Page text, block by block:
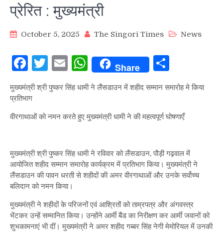
प्रेरित : मुख्यमंत्री
October 5, 2025 The Singori Times News
Facebook
Twitter
EmailWhatsApp
Share
मुख्यमंत्री श्री पुष्कर सिंह धामी ने लैंसडाउन में शहीद सम्मान समारोह मे किया
प्रतिभाग
वीरगाथाओं को नमन करते हुए मुख्यमंत्री धामी ने की महत्वपूर्ण घोषणाएँ
मुख्यमंत्री श्री पुष्कर सिंह धामी ने रविवार को लैंसडाउन, पौड़ी गढ़वाल में
आयोजित शहीद सम्मान समारोह कार्यक्रम में प्रतिभाग किया। मुख्यमंत्री ने
लैंसडाउन की पावन धरती से शहीदों की अमर वीरगाथाओं और उनके सर्वोच्च
बलिदान को नमन किया।
मुख्यमंत्री ने शहीदों के परिजनों एवं आश्रितों को ताम्रपत्र और अंगवस्त्र
भेंटकर उन्हें सम्मानित किया। उन्होंने आर्मी बैंड का निरीक्षण कर आर्मी जवानों को
शुभकामनाएं भी दीं। मुख्यमंत्री ने अमर शहीद गब्बर सिंह नेगी मेमोरियल में उनकी